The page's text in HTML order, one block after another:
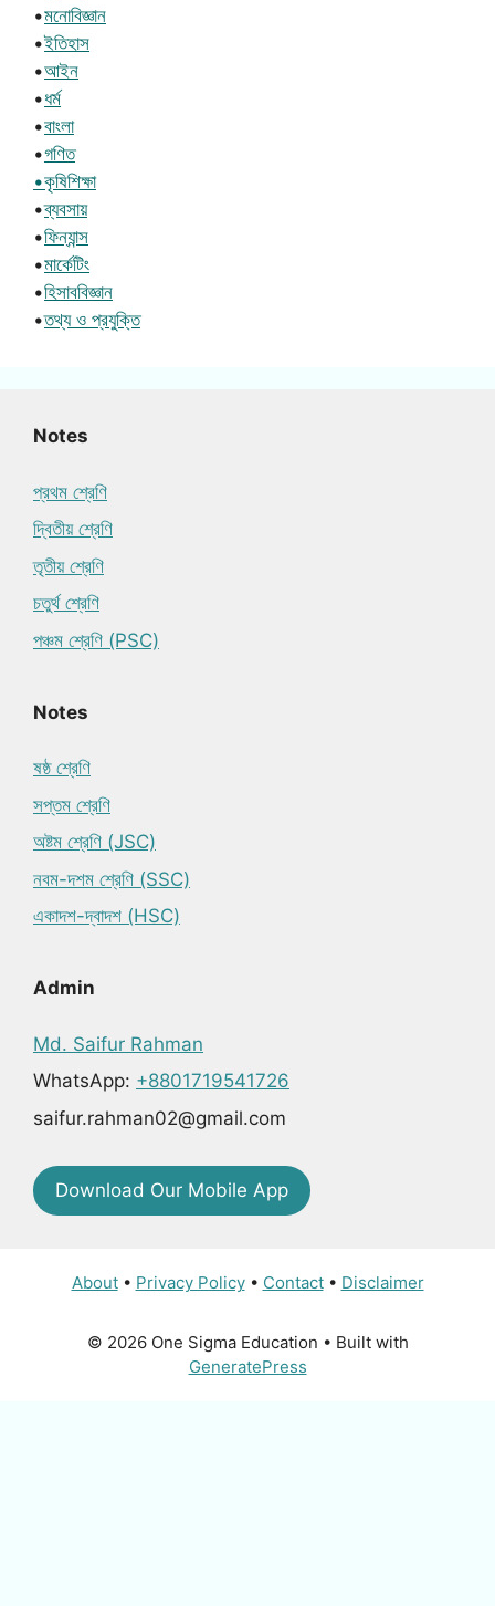
•মনোবিজ্ঞান
•ইতিহাস
•আইন
•ধর্ম
•বাংলা
•গণিত
•কৃষিশিক্ষা
•ব্যবসায়
•ফিন্যান্স
•মার্কেটিং
•হিসাববিজ্ঞান
•তথ্য ও প্রযুক্তি
Notes
প্রথম শ্রেণি
দ্বিতীয় শ্রেণি
তৃতীয় শ্রেণি
চতুর্থ শ্রেণি
পঞ্চম শ্রেণি (PSC)
Notes
ষষ্ঠ শ্রেণি
সপ্তম শ্রেণি
অষ্টম শ্রেণি (JSC)
নবম-দশম শ্রেণি (SSC)
একাদশ-দ্বাদশ (HSC)
Admin
Md. Saifur Rahman
WhatsApp: +8801719541726
saifur.rahman02@gmail.com
Download Our Mobile App
About• Privacy Policy• Contact• Disclaimer
© 2026 One Sigma Education • Built with
GeneratePress